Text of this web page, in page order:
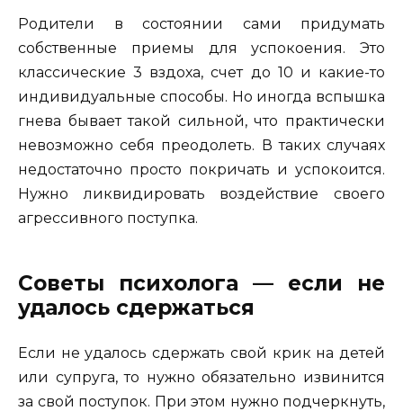
Родители в состоянии сами придумать
собственные приемы для успокоения. Это
классические 3 вздоха, счет до 10 и какие-то
индивидуальные способы. Но иногда вспышка
гнева бывает такой сильной, что практически
невозможно себя преодолеть. В таких случаях
недостаточно просто покричать и успокоится.
Нужно ликвидировать воздействие своего
агрессивного поступка.
Советы психолога — если не
удалось сдержаться
Если не удалось сдержать свой крик на детей
или супруга, то нужно обязательно извинится
за свой поступок. При этом нужно подчеркнуть,